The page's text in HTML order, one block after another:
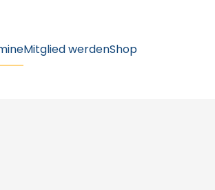
Mitglied werdenShop